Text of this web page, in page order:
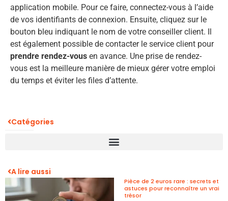
application mobile. Pour ce faire, connectez-vous à l’aide
de vos identifiants de connexion. Ensuite, cliquez sur le
bouton bleu indiquant le nom de votre conseiller client. Il
est également possible de contacter le service client pour
prendre rendez-vous en avance. Une prise de rendez-
vous est la meilleure manière de mieux gérer votre emploi
du temps et éviter les files d’attente.
Catégories
A lire aussi
Pièce de 2 euros rare : secrets et
astuces pour reconnaître un vrai
trésor